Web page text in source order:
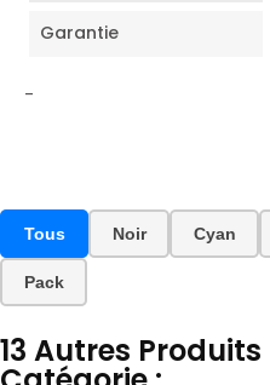
Garantie
-
Tous Noir Cyan
Pack
13 Autres